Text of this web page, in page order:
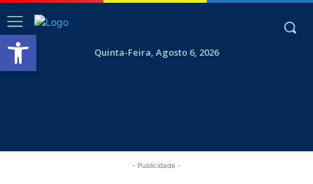
Abrir a barra de ferramentasQuinta-Feira, Agosto 6, 2026
- Publicidade -